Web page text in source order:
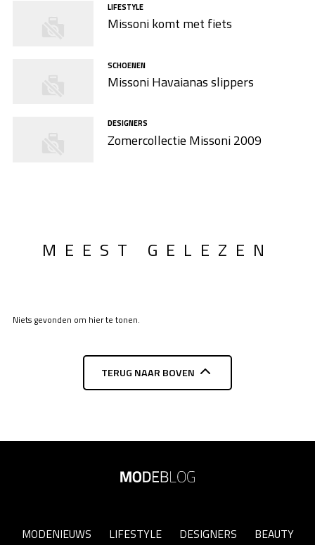
LIFESTYLE
Missoni komt met fiets
SCHOENEN
Missoni Havaianas slippers
DESIGNERS
Zomercollectie Missoni 2009
MEEST GELEZEN
Niets gevonden om hier te tonen.
TERUG NAAR BOVEN
MODENIEUWS LIFESTYLE DESIGNERS BEAUTY